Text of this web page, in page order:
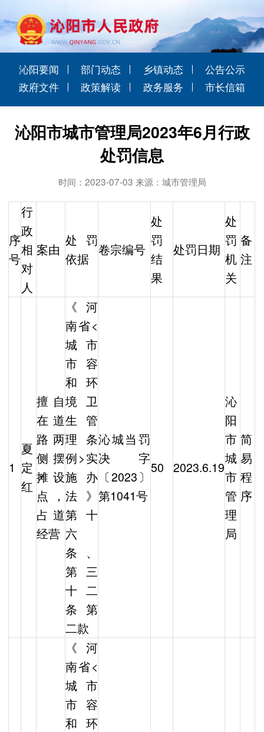
沁阳要闻 部门动态 乡镇动态
公告公示
政府文件
政策解读 政务服务 市长信箱
沁阳市城市管理局2023年6月行政
处罚信息
时间：2023-07-03 来源：城市管理局
序
号
行
政
相
对
人
案由
处罚
依据
卷宗编号
处
罚
结
果
处罚日期
处
罚
机
关
备
注
1
夏
定
红
擅自
在道
路两
侧摆
摊设
点，
占道
经营
《河
南省<
城市
市容
和环
境卫
生管
理条
例>实
施办
法》
第十
六
条、
第三
十二
条第
二款
沁城当罚
决字
〔2023〕
第1041号
50 2023.6.19
沁
阳
市
城
市
管
理
局
简
易
程
序
《河
南省<
城市
市容
和环